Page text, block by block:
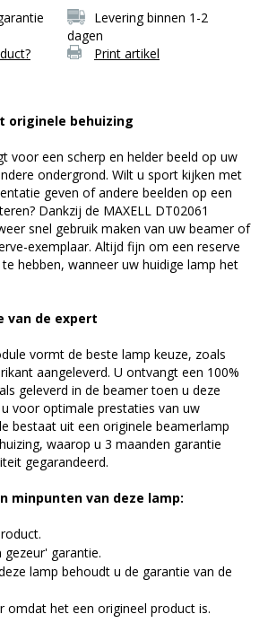
Levering binnen 1-2
dagen
Print artikel
originele behuizing
voor een scherp en helder beeld op uw
ondergrond. Wilt u sport kijken met
geven of andere beelden op een
Dankzij de MAXELL DT02061
snel gebruik maken van uw beamer of
exemplaar. Altijd fijn om een reserve
hebben, wanneer uw huidige lamp het
van de expert
vormt de beste lamp keuze, zoals
aangeleverd. U ontvangt een 100%
geleverd in de beamer toen u deze
voor optimale prestaties van uw
bestaat uit een originele beamerlamp
waarop u 3 maanden garantie
gegarandeerd.
minpunten van deze lamp:
garantie.
lamp behoudt u de garantie van de
omdat het een origineel product is.